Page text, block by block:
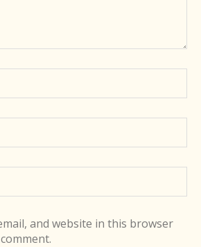
and website in this browser